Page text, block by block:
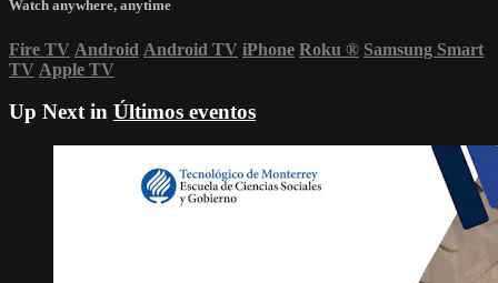
Watch anywhere, anytime
Fire TV Android Android TV iPhone Roku ® Samsung Smart
TV Apple TV
Up Next in Últimos eventos